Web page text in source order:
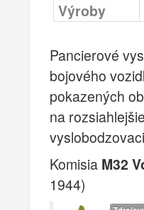
Výroby
Pancierové
bojového
pokazených
na
Komisia M32
1944)